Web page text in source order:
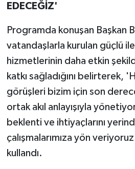
EDECEĞİZ'
Programda konuşan Başkan
vatandaşlarla kurulan güçlü
hizmetlerinin daha etkin
katkı sağladığını belirterek,
görüşleri bizim için son
ortak akıl anlayışıyla
beklenti ve ihtiyaçlarını
çalışmalarımıza yön
kullandı.